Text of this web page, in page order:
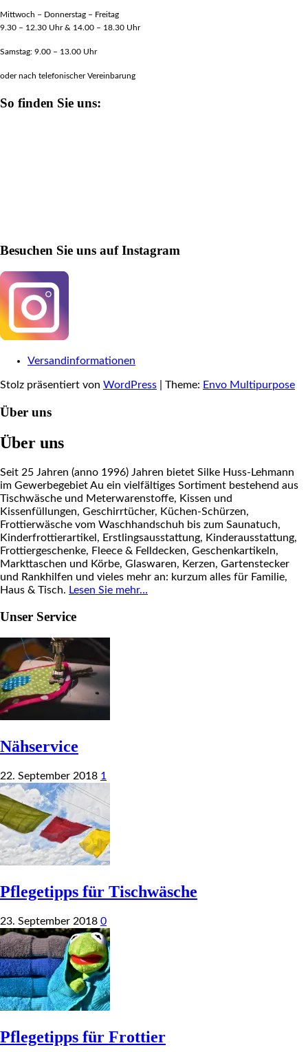
Mittwoch – Donnerstag – Freitag
9.30 – 12.30 Uhr & 14.00 – 18.30 Uhr
Samstag: 9.00 – 13.00 Uhr
oder nach telefonischer Vereinbarung
So finden Sie uns:
Besuchen Sie uns auf Instagram
Versandinformationen
Stolz präsentiert von WordPress Theme: Envo Multipurpose
Über uns
Über uns
Seit 25 Jahren (anno 1996) Jahren bietet Silke Huss-Lehmann
im Gewerbegebiet Au ein vielfältiges Sortiment bestehend aus
Tischwäsche und Meterwarenstoffe, Kissen und
Kissenfüllungen, Geschirrtücher, Küchen-Schürzen,
Frottierwäsche vom Waschhandschuh bis zum Saunatuch,
Kinderfrottierartikel, Erstlingsausstattung, Kinderausstattung,
Frottiergeschenke, Fleece & Felldecken, Geschenkartikeln,
Markttaschen und Körbe, Glaswaren, Kerzen, Gartenstecker
und Rankhilfen und vieles mehr an: kurzum alles für Familie,
Haus & Tisch. Lesen Sie mehr…
Unser Service
Nähservice
22. September 2018 1
Pflegetipps für Tischwäsche
23. September 2018 0
Pflegetipps für Frottier